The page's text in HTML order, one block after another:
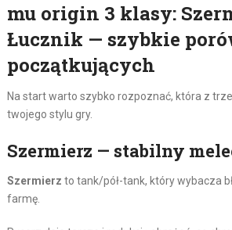
mu origin 3 klasy:
Łucznik — szybkie
początkujących
Na start warto szybko rozpoznać, która z
twojego stylu gry.
Szermierz — stabilny
Szermierz to tank/pół-tank, który wybacza
farmę.